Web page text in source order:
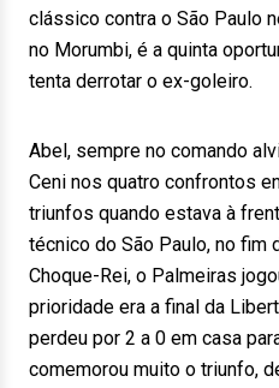
clássico contra o São Paulo
no Morumbi, é a quinta
tenta derrotar o ex-goleiro.
Abel, sempre no comando
Ceni nos quatro confrontos
triunfos quando estava à
técnico do São Paulo, no fim
Choque-Rei, o Palmeiras
prioridade era a final da
perdeu por 2 a 0 em casa
comemorou muito o triunfo,